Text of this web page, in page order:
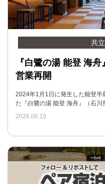
共
『白鷺の湯 能登 海
営業再開
2024年1月1日に発生した能登半
た『白鷺の湯 能登 海舟』（石
2026.06.15